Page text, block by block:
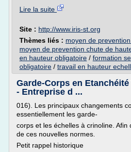
Lire la suite
Site : http://www.iris-st.org
Thèmes liés : moyen de
moyen de prevention chute de
en hauteur obligatoire / formation
obligatoire / travail en hauteur
Garde-Corps en
- Entreprise d ...
016). Les principaux changements
essentiellement les garde-
corps et les échelles à crinoline.
de ces nouvelles normes.
Petit rappel historique